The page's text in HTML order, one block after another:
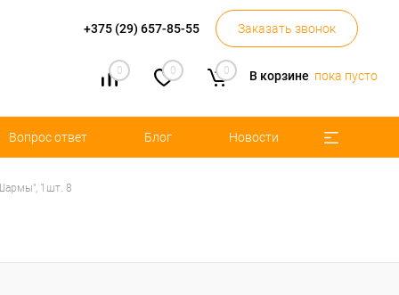
+375 (29) 657-85-55 Заказать звонок
0 0 0 В корзине пока пусто
Вопрос ответ Блог Новости
1шт. 8